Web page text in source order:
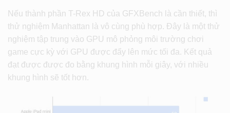
Nếu thành phần T-Rex HD của GFXBench là cần thiết, thì
thử nghiệm Manhattan là vô cùng phù hợp. Đây là một thử
nghiệm tập trung vào GPU mô phỏng môi trường chơi
game cực kỳ với GPU được đẩy lên mức tối đa. Kết quả
đạt được được đo bằng khung hình mỗi giây, với nhiều
khung hình sẽ tốt hơn.